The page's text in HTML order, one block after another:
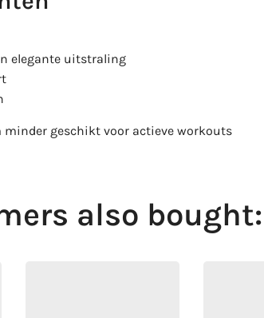
elegante uitstraling
minder geschikt voor actieve workouts
also bought: